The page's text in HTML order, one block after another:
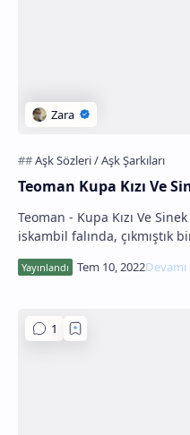
Teoman Kupa Kızı Ve
Teoman - Kupa Kızı Ve
iskambil falında, çıkmıştık